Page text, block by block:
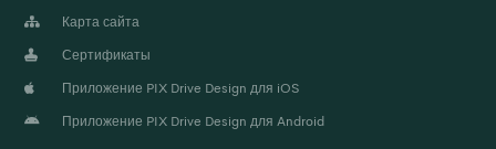
Карта сайта
Сертификаты
Приложение PIX Drive Design для iOS
Приложение PIX Drive Design для Android